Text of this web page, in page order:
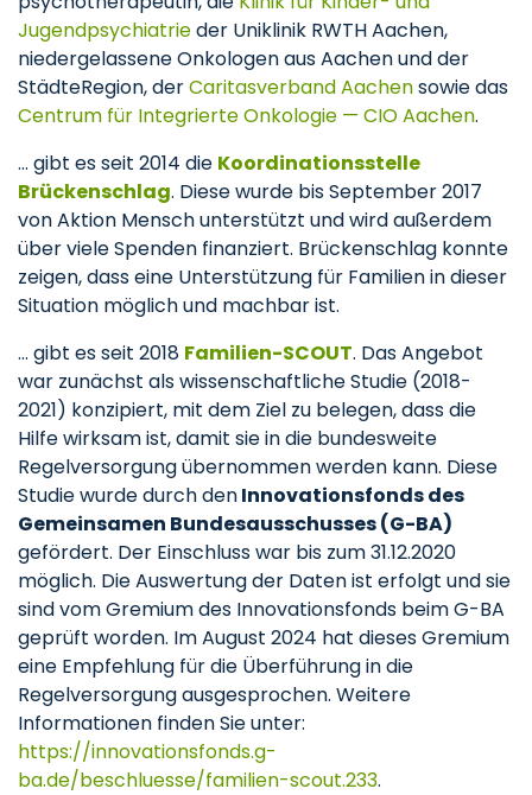
Jugendpsychiatrieder Uniklinik RWTH Aachen,
niedergelassene Onkologen aus Aachen und der
StädteRegion, derCaritasverband Aachensowie das
Centrum für Integrierte Onkologie — CIO Aachen.
... gibt es seit 2014 die Koordinationsstelle
Brückenschlag. Diese wurde bis September 2017
von Aktion Mensch unterstützt und wird außerdem
über viele Spenden finanziert. Brückenschlag konnte
zeigen, dass eine Unterstützung für Familien in dieser
Situation möglich und machbar ist.
... gibt es seit 2018 Familien-SCOUT. Das Angebot
war zunächst als wissenschaftliche Studie (2018-
2021) konzipiert, mit dem Ziel zu belegen, dass die
Hilfe wirksam ist, damit sie in die bundesweite
Regelversorgung übernommen werden kann. Diese
Studie wurde durch denInnovationsfonds des
Gemeinsamen Bundesausschusses (G-BA)
gefördert. Der Einschluss war bis zum 31.12.2020
möglich. Die Auswertung der Daten ist erfolgt und sie
sind vom Gremium des Innovationsfonds beim G-BA
geprüft worden. Im August 2024 hat dieses Gremium
eine Empfehlung für die Überführung in die
Regelversorgung ausgesprochen. Weitere
Informationen finden Sie unter:
https://innovationsfonds.g-
ba.de/beschluesse/familien-scout.233.